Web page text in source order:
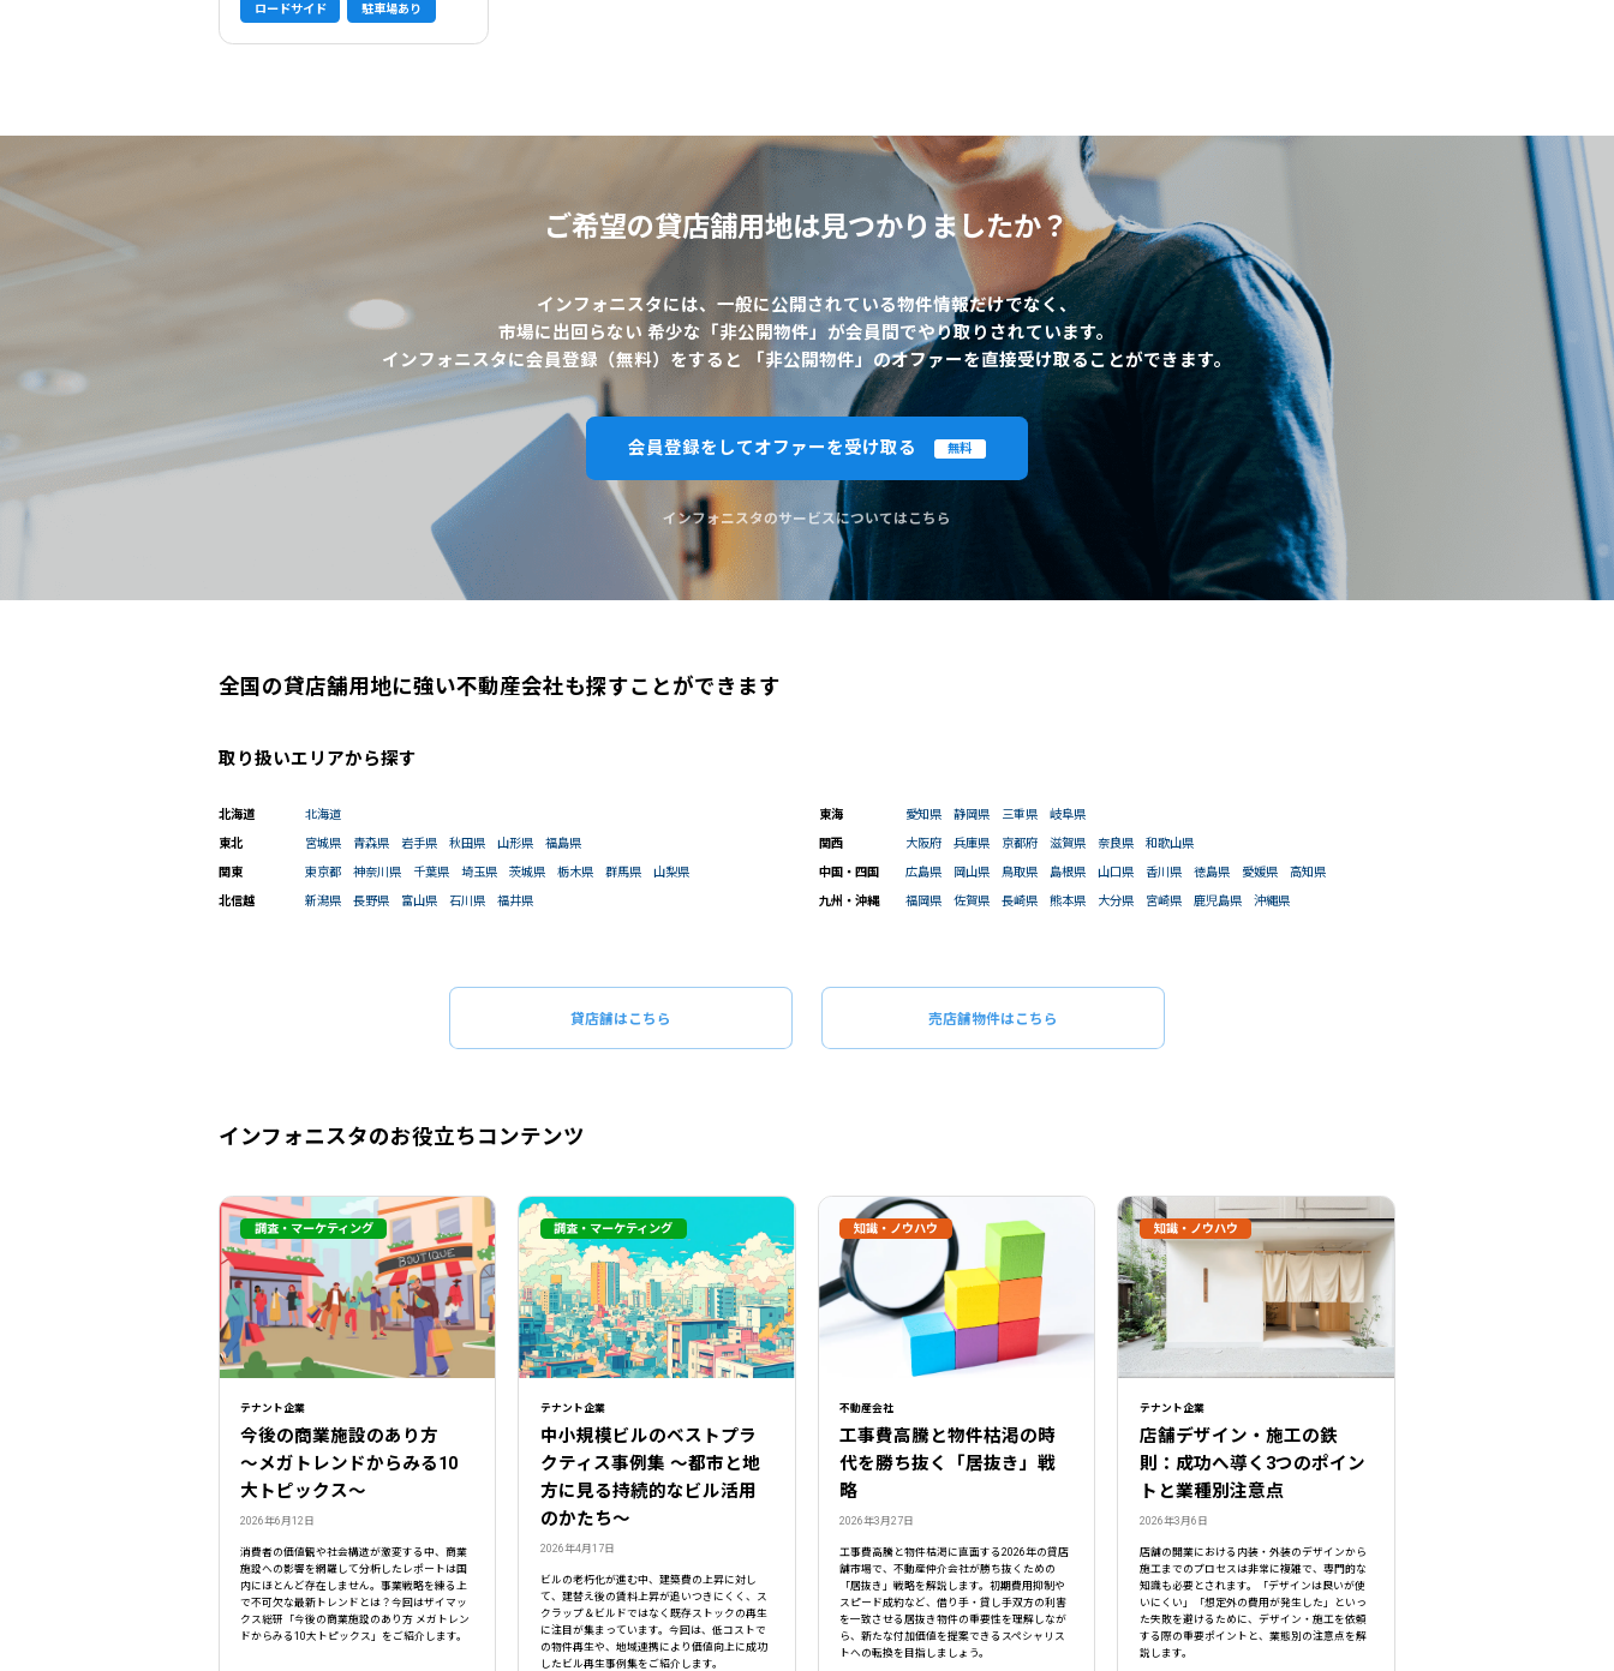
ロードサイド 駐車場あり
ご希望の貸店舗用地は見つかりましたか？
インフォニスタには、一般に公開されている物件情報だけでなく、
市場に出回らない 希少な「非公開物件」が会員間でやり取りされています。
インフォニスタに会員登録（無料）をすると 「非公開物件」のオファーを直接受け取ることができます。
会員登録をしてオファーを受け取る 無料
インフォニスタのサービスについてはこちら
閉じる
選択中の条件
賃料 ~10万円
0件
閉じる
閉じる
全国の貸店舗用地に強い不動産会社も探すことができます
取り扱いエリアから探す
北海道 北海道
東北 宮城県 青森県 岩手県 秋田県 山形県 福島県
関東 東京都 神奈川県 千葉県 埼玉県 茨城県 栃木県 群馬県 山梨県
北信越 新潟県 長野県 富山県 石川県 福井県
東海 愛知県 静岡県 三重県 岐阜県
関西 大阪府 兵庫県 京都府 滋賀県 奈良県 和歌山県
中国・四国 広島県 岡山県 鳥取県 島根県 山口県 香川県 徳島県 愛媛県 高知県
九州・沖縄 福岡県 佐賀県 長崎県 熊本県 大分県 宮崎県 鹿児島県 沖縄県
貸店舗はこちら 売店舗物件はこちら
インフォニスタのお役立ちコンテンツ
テナント企業
今後の商業施設のあり方
〜メガトレンドからみる10
大トピックス〜
2026年6月12日
消費者の価値観や社会構造が激変する中、商業
施設への影響を網羅して分析したレポートは国
内にほとんど存在しません。事業戦略を練る上
で不可欠な最新トレンドとは？今回はザイマッ
クス総研「今後の商業施設のあり方 メガトレン
ドからみる10大トピックス」をご紹介します。
調査・マーケティング
テナント企業
中小規模ビルのベストプラ
クティス事例集 ～都市と地
方に見る持続的なビル活用
のかたち～
2026年4月17日
ビルの老朽化が進む中、建築費の上昇に対し
て、建替え後の賃料上昇が追いつきにくく、ス
クラップ＆ビルドではなく既存ストックの再生
に注目が集まっています。今回は、低コストで
の物件再生や、地域連携により価値向上に成功
したビル再生事例集をご紹介します。
調査・マーケティング
不動産会社
工事費高騰と物件枯渇の時
代を勝ち抜く「居抜き」戦
略
2026年3月27日
工事費高騰と物件枯渇に直面する2026年の貸店
舗市場で、不動産仲介会社が勝ち抜くための
「居抜き」戦略を解説します。初期費用抑制や
スピード成約など、借り手・貸し手双方の利害
を一致させる居抜き物件の重要性を理解しなが
ら、新たな付加価値を提案できるスペシャリス
トへの転換を目指しましょう。
知識・ノウハウ
テナント企業
店舗デザイン・施工の鉄
則：成功へ導く3つのポイン
トと業種別注意点
2026年3月6日
店舗の開業における内装・外装のデザインから
施工までのプロセスは非常に複雑で、専門的な
知識も必要とされます。「デザインは良いが使
いにくい」「想定外の費用が発生した」といっ
た失敗を避けるために、デザイン・施工を依頼
する際の重要ポイントと、業態別の注意点を解
説します。
知識・ノウハウ